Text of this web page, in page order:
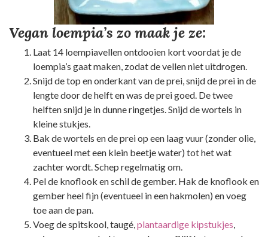
Vegan loempia’s zo maak je ze:
Laat 14 loempiavellen ontdooien kort voordat je de
loempia’s gaat maken, zodat de vellen niet uitdrogen.
Snijd de top en onderkant van de prei, snijd de prei in de
lengte door de helft en was de prei goed. De twee
helften snijd je in dunne ringetjes. Snijd de wortels in
kleine stukjes.
Bak de wortels en de prei op een laag vuur (zonder olie,
eventueel met een klein beetje water) tot het wat
zachter wordt. Schep regelmatig om.
Pel de knoflook en schil de gember. Hak de knoflook en
gember heel fijn (eventueel in een hakmolen) en voeg
toe aan de pan.
Voeg de spitskool, taugé, plantaardige kipstukjes